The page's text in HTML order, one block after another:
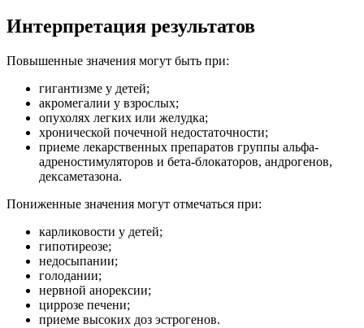
Интерпретация результатов
Повышенные значения могут быть при:
гигантизме у детей;
акромегалии у взрослых;
опухолях легких или желудка;
хронической почечной недостаточности;
приеме лекарственных препаратов группы альфа-
адреностимуляторов и бета-блокаторов, андрогенов,
дексаметазона.
Пониженные значения могут отмечаться при:
карликовости у детей;
гипотиреозе;
недосыпании;
голодании;
нервной анорексии;
циррозе печени;
приеме высоких доз эстрогенов.